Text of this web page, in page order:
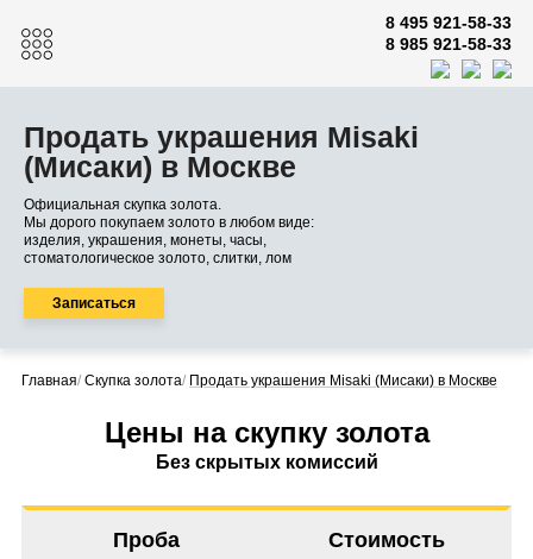
8 495 921-58-33
8 985 921-58-33
Продать украшения Misaki
(Мисаки) в Москве
Официальная скупка золота.
Мы дорого покупаем золото в любом виде:
изделия, украшения, монеты, часы,
стоматологическое золото, слитки, лом
Записаться
Главная/ Скупка золота/ Продать украшения Misaki (Мисаки) в Москве
Цены на скупку золота
Без скрытых комиссий
Проба Стоимость